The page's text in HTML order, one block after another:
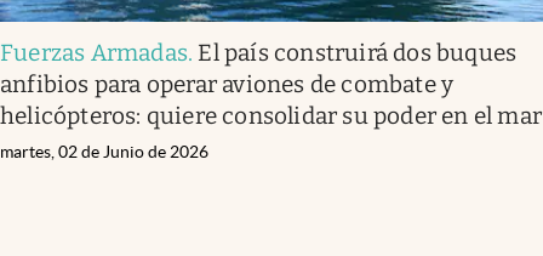
Fuerzas Armadas. El país construirá dos buques
anfibios para operar aviones de combate y
helicópteros: quiere consolidar su poder en el mar
martes, 02 de Junio de 2026